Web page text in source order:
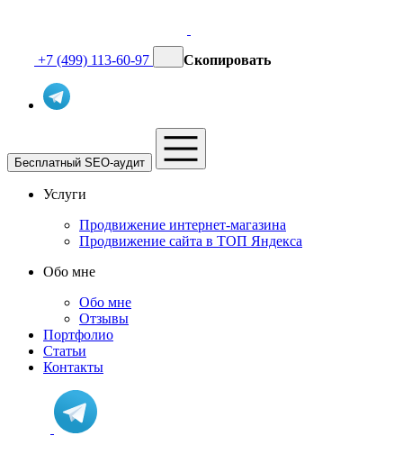
+7 (499) 113-60-97 Скопировать
Бесплатный SEO-аудит
Услуги
Продвижение интернет-магазина
Продвижение сайта в ТОП Яндекса
Обо мне
Обо мне
Отзывы
Портфолио
Статьи
Контакты